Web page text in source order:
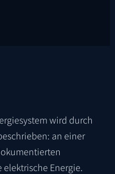
wird durch
an einer
Energie.